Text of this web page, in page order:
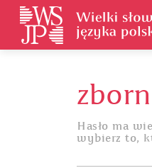
Hasło ma
wybierz to,